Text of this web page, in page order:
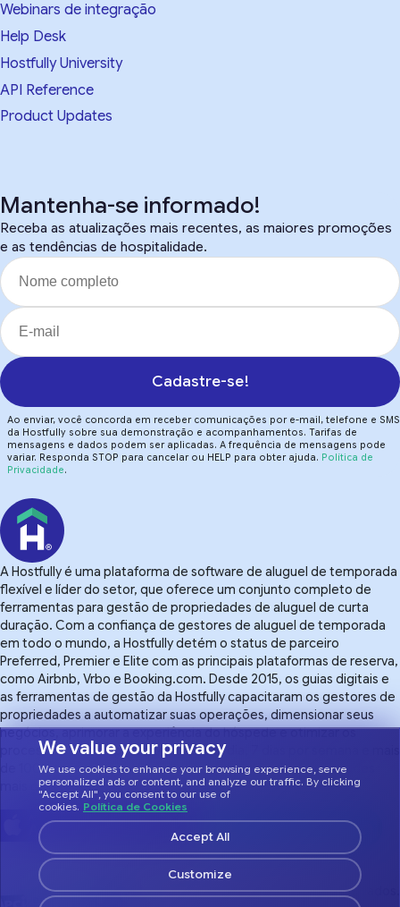
We value your privacy
We use cookies to enhance your browsing experience, serve
personalized ads or content, and analyze our traffic. By clicking
"Accept All", you consent to our use of
cookies. Política de Cookies
Customize
Accept All
Webinars de integração
Help Desk
Hostfully University
API Reference
Product Updates
Mantenha-se informado!
Receba as atualizações mais recentes, as maiores promoções
e as tendências de hospitalidade.
Cadastre-se!
Ao enviar, você concorda em receber comunicações por e-mail, telefone e SMS
da Hostfully sobre sua demonstração e acompanhamentos. Tarifas de
mensagens e dados podem ser aplicadas. A frequência de mensagens pode
variar. Responda STOP para cancelar ou HELP para obter ajuda. Política de
Privacidade.
A Hostfully é uma plataforma de software de aluguel de temporada
flexível e líder do setor, que oferece um conjunto completo de
ferramentas para gestão de propriedades de aluguel de curta
duração. Com a confiança de gestores de aluguel de temporada
em todo o mundo, a Hostfully detém o status de parceiro
Preferred, Premier e Elite com as principais plataformas de reserva,
como Airbnb, Vrbo e Booking.com. Desde 2015, os guias digitais e
as ferramentas de gestão da Hostfully capacitaram os gestores de
propriedades a automatizar suas operações, dimensionar seus
negócios, aprimorar a experiência do hóspede e otimizar os
processos. Com suporte 24 horas por dia, 7 dias por semana e mais
de 100 integrações, a Hostfully torna a gestão de propriedades
mais gerenciável.
© 2026 Hostfully, Todos os direitos reservados.